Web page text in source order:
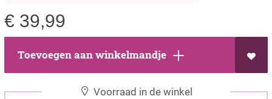
€ 39,99
Toevoegen aan winkelmandje
Voorraad in de winkel